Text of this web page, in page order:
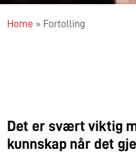
Home » Fortolling
Det er svært viktig
kunnskap når det